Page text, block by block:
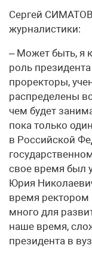
Сергей
журналистики:
– Может быть, я
роль президента
проректоры,
распределены
чем будет
пока только
в Российской
свое время был
Юрия
время ректором
много для
наше время,
президента в